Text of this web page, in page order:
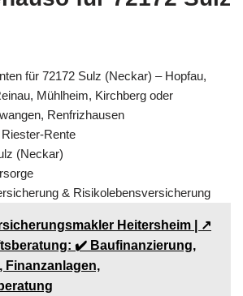
für 72172 Sulz (Neckar) – Hopfau,
Mühlheim, Kirchberg oder
Renfrizhausen
Rente
(Neckar)
& Risikolebensversicherung
Heitersheim | ↗️
✔️ Baufinanzierung,
Finanzanlagen,